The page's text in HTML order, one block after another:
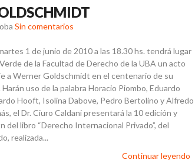
Sin comentarios
1 de junio de 2010 a las 18.30 hs. tendrá lugar
de la Facultad de Derecho de la UBA un acto
a Werner Goldschmidt en el centenario de su
uso de la palabra Horacio Piombo, Eduardo
Hooft, Isolina Dabove, Pedro Bertolino y Alfredo
el Dr. Ciuro Caldani presentará la 10 edición y
del libro “Derecho Internacional Privado”, del
realizada...
Continuar leyendo